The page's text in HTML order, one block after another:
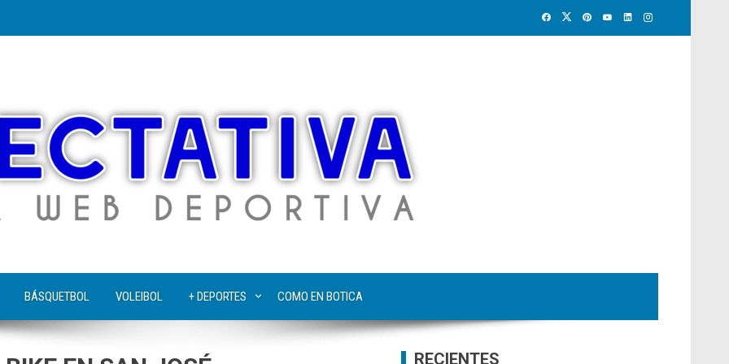
BÁSQUETBOL VOLEIBOL + DEPORTES COMO EN BOTICA
RECIENTES